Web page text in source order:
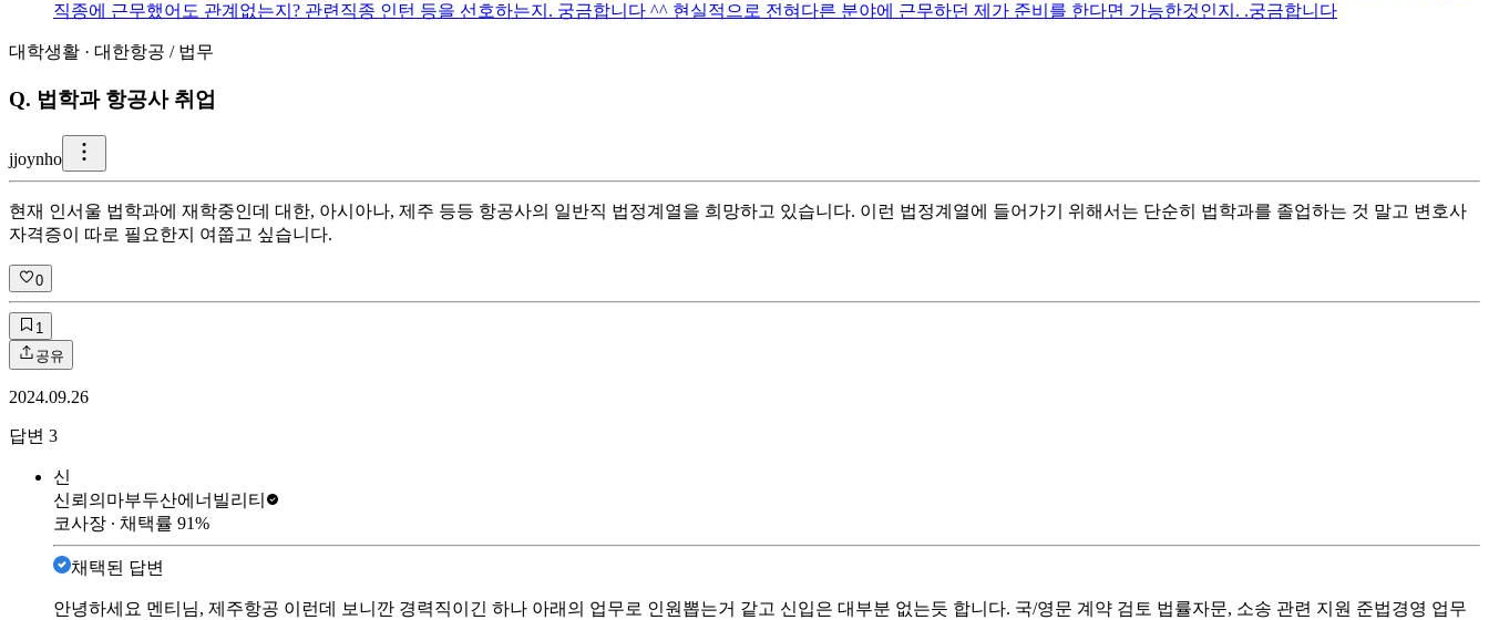
직종에 근무했어도 관계없는지? 관련직종 인턴 등을 선호하는지. 궁금합니다 ^^ 현실적으로 전혀다른 분야에 근무하던 제가 준비를 한다면 가능한것인지. .궁금합니다
대학생활 · 대한항공 / 법무
Q. 법학과 항공사 취업
jjoynho
현재 인서울 법학과에 재학중인데 대한, 아시아나, 제주 등등 항공사의 일반직 법정계열을 희망하고 있습니다. 이런 법정계열에 들어가기 위해서는 단순히 법학과를 졸업하는 것 말고 변호사
자격증이 따로 필요한지 여쭙고 싶습니다.
0
1
공유
2024.09.26
답변 3
신
신뢰의마부두산에너빌리티
코사장 ∙ 채택률 91%
채택된 답변
안녕하세요 멘티님, 제주항공 이런데 보니깐 경력직이긴 하나 아래의 업무로 인원뽑는거 같고 신입은 대부분 없는듯 합니다. 국/영문 계약 검토 법률자문, 소송 관련 지원 준법경영 업무